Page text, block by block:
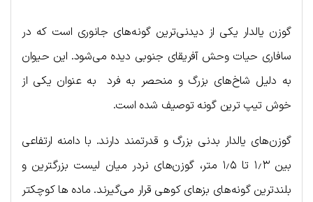
گوزن یالدار یکی از دیدنی‌ترین گونه‌های جانوری است که در
سافاری حیات وحش آفریقای جنوبی دیده می‌شود. این حیوان
به دلیل شاخ‌های بزرگ و منحصر به فرد به عنوان یکی از
خوش تیپ ترین گونه توصیف شده است.
گوزن‌های یالدار بدنی بزرگ و قدرتمند دارند. با دامنه ارتفاعی
بین ۱٫۳ تا ۱٫۵ متر، گوزن‌های نردر میان لیست بزرگترین و
بلندترین گونه‌های بزهای کوهی قرار می‌گیرند. ماده ها کوچکتر